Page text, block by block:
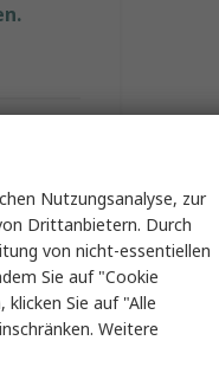
Nutzungsanalyse, zur
Drittanbietern. Durch
von nicht-essentiellen
Sie auf "Cookie
Sie auf "Alle
Weitere